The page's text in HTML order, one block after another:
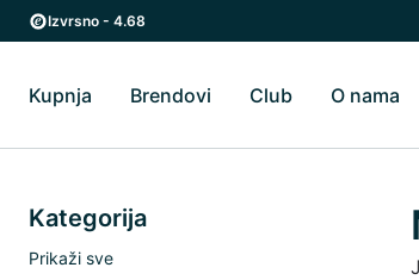
Preskoči na glavni sadržaj
Preskoči na glavnu navigaciju
Izvrsno - 4.68
Kupnja Uključi/isključi Kupnja podizbornik
Brendovi Uključi/isključi Brendovi
Club O nama
Kategorija
Prikaži sve